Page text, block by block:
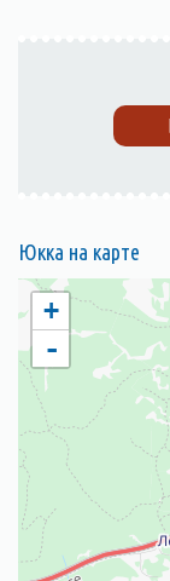
Юкка на карте
+
-